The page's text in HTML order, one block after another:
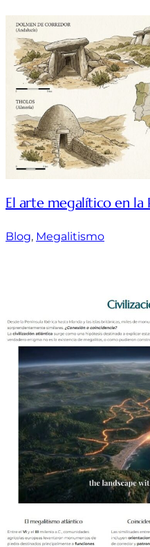
El arte megalítico en la
Blog, Megalitismo